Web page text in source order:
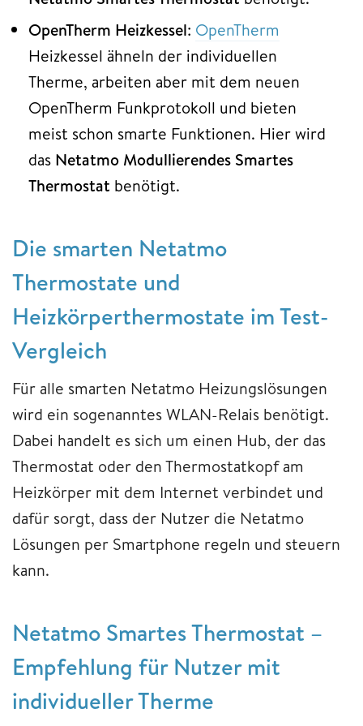
OpenTherm Heizkessel: OpenTherm
Heizkessel ähneln der individuellen
Therme, arbeiten aber mit dem neuen
OpenTherm Funkprotokoll und bieten
meist schon smarte Funktionen. Hier wird
das Netatmo Modullierendes Smartes
Thermostat benötigt.
Die smarten Netatmo
Thermostate und
Heizkörperthermostate im Test-
Vergleich
Für alle smarten Netatmo Heizungslösungen
wird ein sogenanntes WLAN-Relais benötigt.
Dabei handelt es sich um einen Hub, der das
Thermostat oder den Thermostatkopf am
Heizkörper mit dem Internet verbindet und
dafür sorgt, dass der Nutzer die Netatmo
Lösungen per Smartphone regeln und steuern
kann.
Netatmo Smartes Thermostat –
Empfehlung für Nutzer mit
individueller Therme